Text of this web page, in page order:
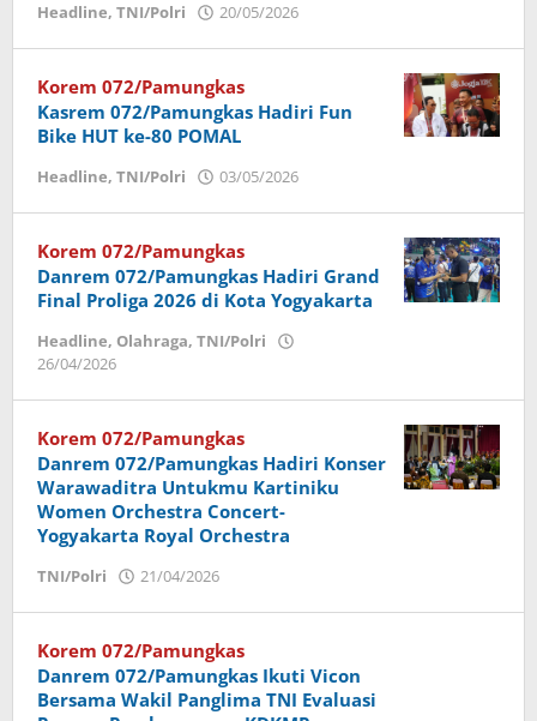
Headline, TNI/Polri 20/05/2026
Korem 072/Pamungkas
Kasrem 072/Pamungkas Hadiri Fun
Bike HUT ke-80 POMAL
Headline, TNI/Polri 03/05/2026
Korem 072/Pamungkas
Danrem 072/Pamungkas Hadiri Grand
Final Proliga 2026 di Kota Yogyakarta
Headline, Olahraga, TNI/Polri
26/04/2026
Korem 072/Pamungkas
Danrem 072/Pamungkas Hadiri Konser
Warawaditra Untukmu Kartiniku
Women Orchestra Concert-
Yogyakarta Royal Orchestra
TNI/Polri 21/04/2026
Korem 072/Pamungkas
Danrem 072/Pamungkas Ikuti Vicon
Bersama Wakil Panglima TNI Evaluasi